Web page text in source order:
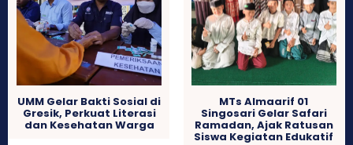
UMM Gelar Bakti Sosial di
Gresik, Perkuat Literasi
dan Kesehatan Warga
MTs Almaarif 01
Singosari Gelar Safari
Ramadan, Ajak Ratusan
Siswa Kegiatan Edukatif